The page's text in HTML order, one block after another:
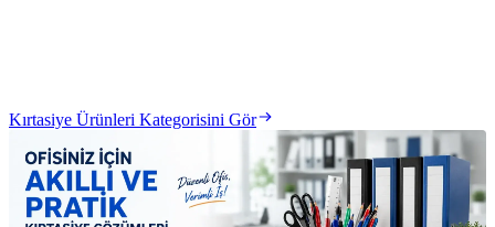
Kırtasiye Ürünleri Kategorisini Gör